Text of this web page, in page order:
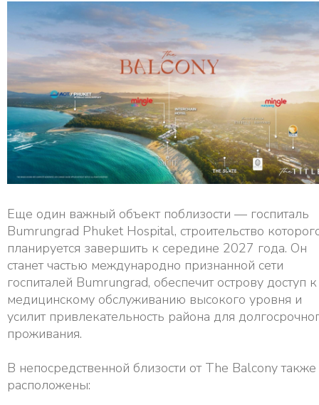
Еще один важный объект поблизости — госпиталь
Bumrungrad Phuket Hospital, строительство
планируется завершить к середине 2027 года. Он
станет частью международно признанной сети
госпиталей Bumrungrad, обеспечит острову доступ к
медицинскому обслуживанию высокого уровня и
усилит привлекательность района для
проживания.
В непосредственной близости от The Balcony также
расположены: